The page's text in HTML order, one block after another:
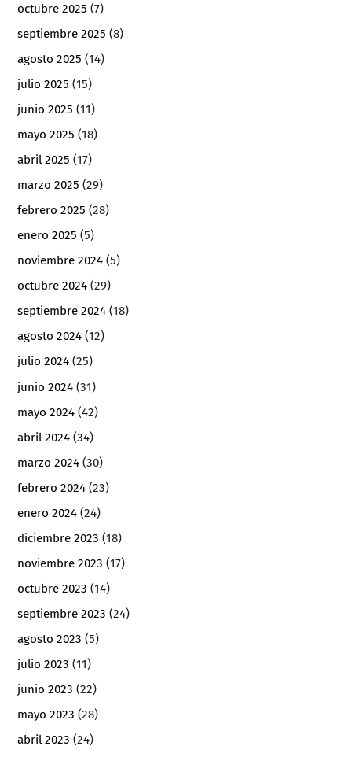
octubre 2025 (7)
septiembre 2025 (8)
agosto 2025 (14)
julio 2025 (15)
junio 2025 (11)
mayo 2025 (18)
abril 2025 (17)
marzo 2025 (29)
febrero 2025 (28)
enero 2025 (5)
noviembre 2024 (5)
octubre 2024 (29)
septiembre 2024 (18)
agosto 2024 (12)
julio 2024 (25)
junio 2024 (31)
mayo 2024 (42)
abril 2024 (34)
marzo 2024 (30)
febrero 2024 (23)
enero 2024 (24)
diciembre 2023 (18)
noviembre 2023 (17)
octubre 2023 (14)
septiembre 2023 (24)
agosto 2023 (5)
julio 2023 (11)
junio 2023 (22)
mayo 2023 (28)
abril 2023 (24)